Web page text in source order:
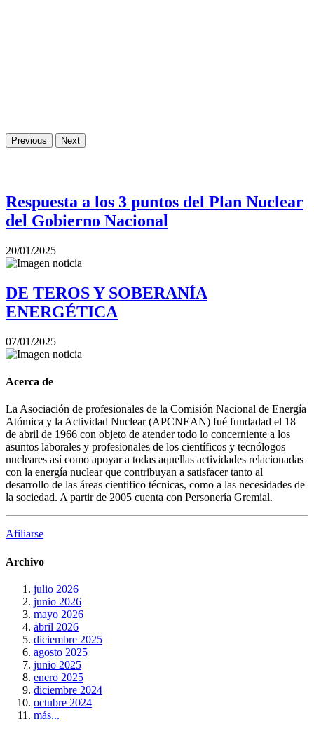
Previous Next
Respuesta a los 3 puntos del Plan Nuclear
del Gobierno Nacional
20/01/2025
DE TEROS Y SOBERANÍA
ENERGÉTICA
07/01/2025
Acerca de
La Asociación de profesionales de la Comisión Nacional de Energía
Atómica y la Actividad Nuclear (APCNEAN) fué fundadad el 18
de abril de 1966 con objeto de atender todo lo concerniente a los
asuntos laborales y profesionales de los científicos y tecnólogos
nucleares así como apoyar a todas aquellas actividades relacionadas
con la energía nuclear que contribuyan a satisfacer tanto al
desarrollo de las áreas cientifico técnicas, como a las necesidades de
la sociedad. A partir de 2005 cuenta con Personería Gremial.
Afiliarse
Archivo
julio 2026
junio 2026
mayo 2026
abril 2026
diciembre 2025
agosto 2025
junio 2025
enero 2025
diciembre 2024
octubre 2024
más...